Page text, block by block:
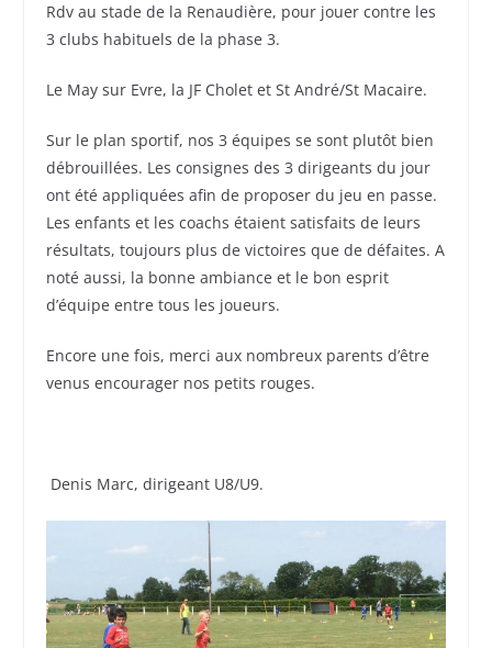
Rdv au stade de la Renaudière, pour jouer contre les
3 clubs habituels de la phase 3.
Le May sur Evre, la JF Cholet et St André/St Macaire.
Sur le plan sportif, nos 3 équipes se sont plutôt bien
débrouillées. Les consignes des 3 dirigeants du jour
ont été appliquées afin de proposer du jeu en passe.
Les enfants et les coachs étaient satisfaits de leurs
résultats, toujours plus de victoires que de défaites. A
noté aussi, la bonne ambiance et le bon esprit
d’équipe entre tous les joueurs.
Encore une fois, merci aux nombreux parents d’être
venus encourager nos petits rouges.
Denis Marc, dirigeant U8/U9.